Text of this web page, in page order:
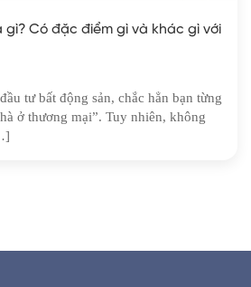
gì? Có đặc điểm gì và khác gì với
tư bất động sản, chắc hẳn bạn từng
ở thương mại”. Tuy nhiên, không